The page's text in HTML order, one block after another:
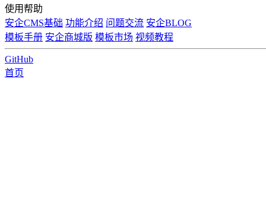
使用帮助
安企CMS基础 功能介绍 问题交流 安企BLOG
模板手册 安企商城版 模板市场 视频教程
GitHub
首页